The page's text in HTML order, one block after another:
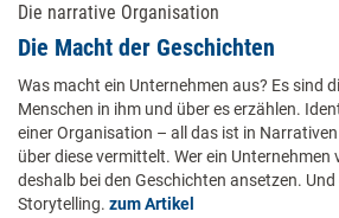
Die narrative Organisation
Die Macht der ­Geschichten
Was macht ein Unternehmen aus? Es sind
Menschen in ihm und über es erzählen.
einer Organisation – all das ist in
über diese vermittelt. Wer ein Unternehmen
deshalb bei den Geschichten ansetzen.
Storytelling. zum Artikel